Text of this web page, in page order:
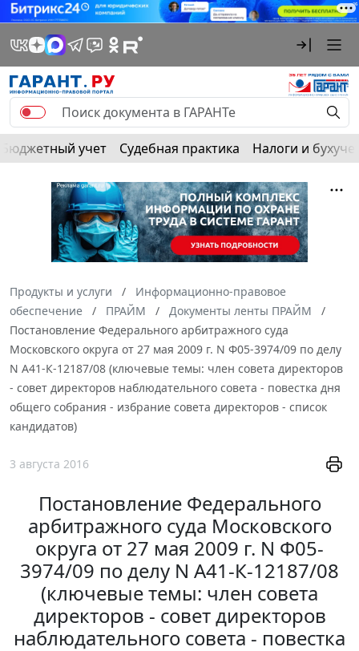
Бюджетный учет Судебная практика Налоги и
Продукты и услуги
Информационно-правовое
обеспечение
ПРАЙМ
Документы ленты ПРАЙМ
Постановление Федерального арбитражного суда
Московского округа от 27 мая 2009 г. N Ф05-3974/09 по делу
N А41-К-12187/08 (ключевые темы: член совета директоров
- совет директоров наблюдательного совета - повестка дня
общего собрания - избрание совета директоров - список
кандидатов)
3 августа 2016
Постановление Федерального
арбитражного суда Московского
округа от 27 мая 2009 г. N Ф05-
3974/09 по делу N А41-К-12187/08
(ключевые темы: член совета
директоров - совет директоров
наблюдательного совета - повестка